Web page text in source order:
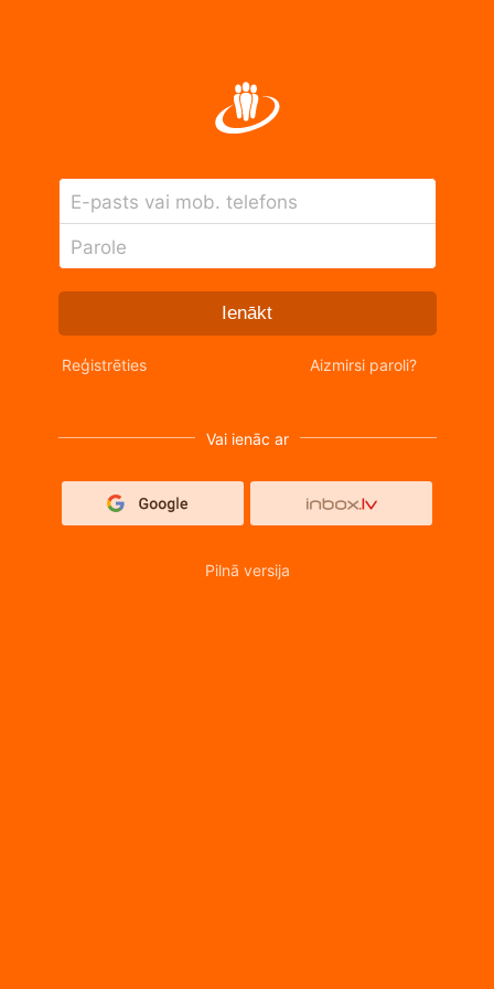
E-pasts vai mob. telefons
Parole
Ienākt
Reģistrēties Aizmirsi paroli?
Vai ienāc ar
Pilnā versija